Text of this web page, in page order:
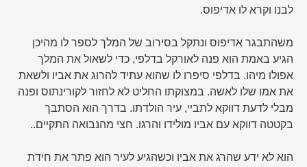
לבנו וקרא לו אדיפוס.
משהתבגר אדיפוס ונתקל בסירוב של המלך לספר לו מהיכן
הגיע באמת הוא פנה לאורקל בדלפי, כדי לשאול את המלך
אפולו מיהו. בדלפי סיפרו לו שהוא עתיד להרוג את אביו ולשאת
את אמו שלו לאשה. במצוקתו החליט לא לחזור לקורינתוס ופנה
מבלי לדעת דווקא לתביי, עיר הולדתו. בדרך הוא הסתבך
בקטטה דווקא עם אביו מולידו והרגו. חצי מהנבואה התקיים..
הוא לא ידע שהרג את אביו וכשהגיע לעיר הוא פתר את חידת